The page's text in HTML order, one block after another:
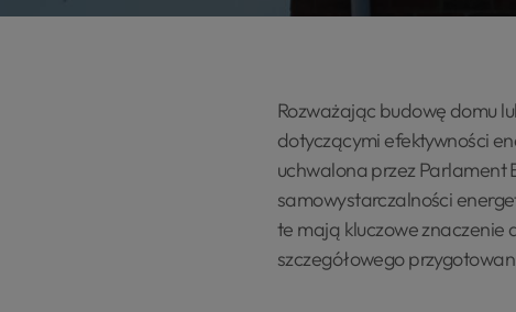
Rozważając budowę domu
dotyczącymi efektywności
uchwalona przez Parlament
samowystarczalności
te mają kluczowe znaczenie
szczegółowego